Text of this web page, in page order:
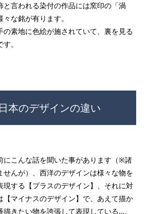
と言われる染付の作品には窯印の「渦
な銘が有ります。
の素地に色絵が施されていて、裏を見る
。
本のデザインの違い
にこんな話を聞いた事があります（※諸
せんが）、西洋のデザインは様々な物を
現する【プラスのデザイン】、それに対
【マイナスのデザイン】で、あえて描か
きたい物を誇張して表現している…。